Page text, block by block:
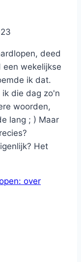
deed
wekelijkse
ik dat.
die dag zo'n
woorden,
lang ; ) Maar
Het
over